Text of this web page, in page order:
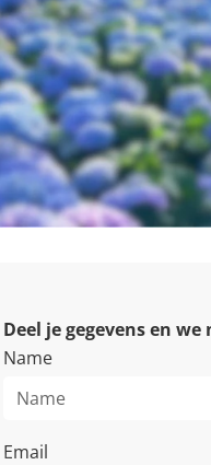
Deel je gegevens en
Name
Email